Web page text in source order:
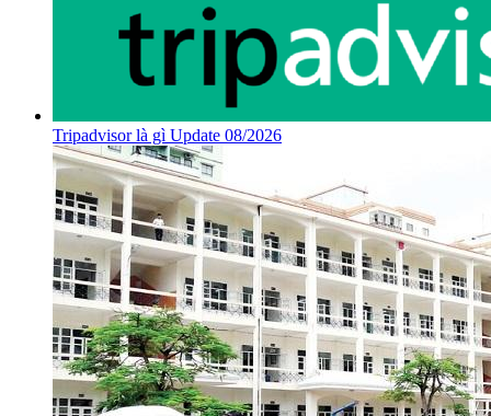
Tripadvisor là gì Update 08/2026